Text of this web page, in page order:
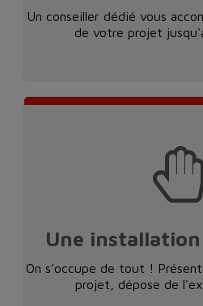
Un conseiller dédié vous
de votre projet
Une
On s’occupe de tout !
projet, dépose de